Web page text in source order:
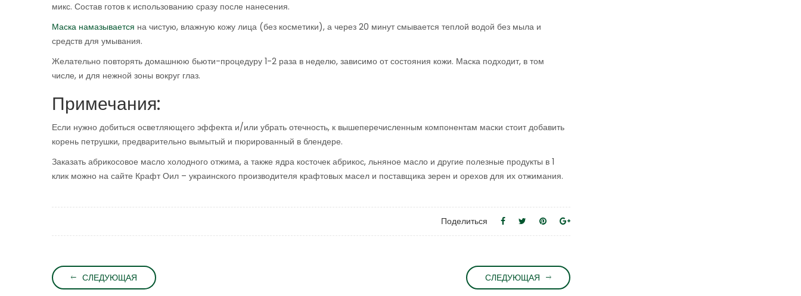
микс. Состав готов к использованию сразу после нанесения.
Маска намазывается на чистую, влажную кожу лица (без косметики), а через 20 минут смывается теплой водой без мыла и
средств для умывания.
Желательно повторять домашнюю бьюти-процедуру 1-2 раза в неделю, зависимо от состояния кожи. Маска подходит, в том
числе, и для нежной зоны вокруг глаз.
Примечания:
Если нужно добиться осветляющего эффекта и/или убрать отечность, к вышеперечисленным компонентам маски стоит добавить
корень петрушки, предварительно вымытый и пюрированный в блендере.
Заказать абрикосовое масло холодного отжима, а также ядра косточек абрикос, льняное масло и другие полезные продукты в 1
клик можно на сайте Крафт Оил – украинского производителя крафтовых масел и поставщика зерен и орехов для их отжимания.
Поделиться
СЛЕДУЮЩАЯ
СЛЕДУЮЩАЯ